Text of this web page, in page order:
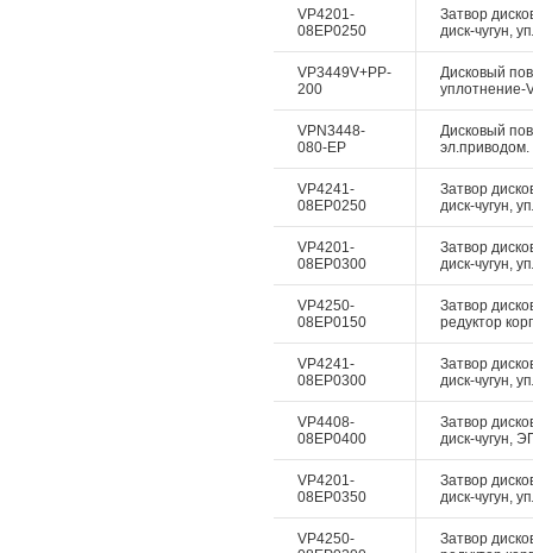
VP4201-
08EP0250
Затвор
диск-чугун,
VP3449V+PP-
200
Дисковый
уплотнение-
VPN3448-
080-EP
Дисковый
VP4241-
08EP0250
Затвор
диск-чугун,
VP4201-
08EP0300
Затвор
диск-чугун,
VP4250-
08EP0150
Затвор
редуктор
VP4241-
08EP0300
Затвор
диск-чугун,
VP4408-
08EP0400
Затвор
диск-чугун,
VP4201-
08EP0350
Затвор
диск-чугун,
VP4250-
Затвор